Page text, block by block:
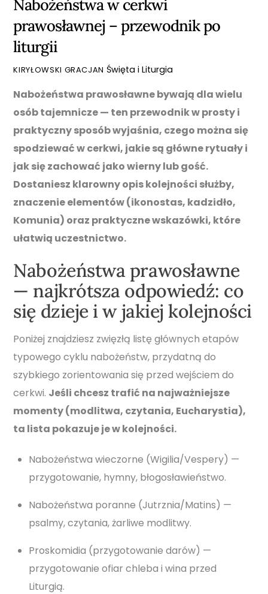
Nabożeństwa w cerkwi
prawosławnej – przewodnik po
liturgii
KIRYŁOWSKI GRACJAN Święta i Liturgia
Nabożeństwa prawosławne bywają dla wielu
osób tajemnicze — ten przewodnik w prosty i
praktyczny sposób wyjaśnia, czego można się
spodziewać w cerkwi, jakie są główne rytuały i
jak się zachować jako wierny lub gość.
Dostaniesz klarowny opis kolejności służby,
znaczenie elementów (ikonostas, kadzidło,
Komunia) oraz praktyczne wskazówki, które
ułatwią uczestnictwo.
Nabożeństwa prawosławne
— najkrótsza odpowiedź: co
się dzieje i w jakiej kolejności
Poniżej znajdziesz zwięzłą listę głównych etapów
typowego cyklu nabożeństw, przydatną do
szybkiego zorientowania się przed wejściem do
cerkwi. Jeśli chcesz trafić na najważniejsze
momenty (modlitwa, czytania, Eucharystia),
ta lista pokazuje je w kolejności.
Nabożeństwa wieczorne (Wigilia/Vespery) —
przygotowanie, hymny, błogosławieństwo.
Nabożeństwa poranne (Jutrznia/Matins) —
psalmy, czytania, żarliwe modlitwy.
Proskomidia (przygotowanie darów) —
przygotowanie ofiar chleba i wina przed
Liturgią.